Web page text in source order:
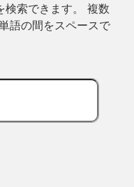
検索できます。 複数
語の間をスペースで